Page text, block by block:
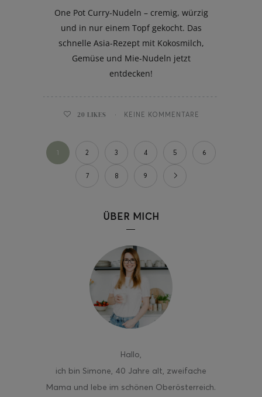
One Pot Curry-Nudeln – cremig, würzig
und in nur einem Topf gekocht. Das
schnelle Asia-Rezept mit Kokosmilch,
Gemüse und Mie-Nudeln jetzt
entdecken!
20 LIKES KEINE KOMMENTARE
1 2 3 4 5 6
7 8 9
ÜBER MICH
Hallo
ich bin Simone, 40 Jahre alt, zweifache
Mama und lebe im schönen Oberösterreich.